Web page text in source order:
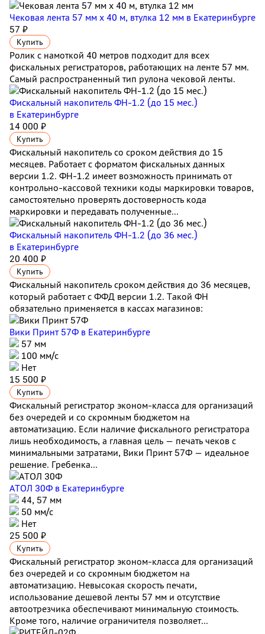
Чековая лента 57 мм x 40 м, втулка 12 мм в Екатеринбурге
57 ₽
Купить
Ролик с намоткой 40 метров подходит для всех
фискальных регистраторов, работающих на ленте 57 мм.
Самый распространенный тип рулона чековой ленты.
Фискальный накопитель ФН-1.2 (до 15 мес.)
в Екатеринбурге
14 000 ₽
Купить
Фискальный накопитель cо сроком действия до 15
месяцев. Работает с форматом фискальных данных
версии 1.2. ФН-1.2 имеет возможность принимать от
контрольно-кассовой техники коды маркировки товаров,
самостоятельно проверять достоверность кода
маркировки и передавать полученные...
Фискальный накопитель ФН-1.2 (до 36 мес.)
в Екатеринбурге
20 400 ₽
Купить
Фискальный накопитель сроком действия до 36 месяцев,
который работает с ФФД версии 1.2. Такой ФН
обязательно применяется в кассах магазинов:
Вики Принт 57Ф в Екатеринбурге
57 мм
100 мм/с
Нет
15 500 ₽
Купить
Фискальный регистратор эконом-класса для организаций
без очередей и со скромным бюджетом на
автоматизацию. Если наличие фискального регистратора
лишь необходимость, а главная цель — печать чеков с
минимальными затратами, Вики Принт 57Ф — идеальное
решение. Гребенка...
АТОЛ 30Ф в Екатеринбурге
44, 57 мм
50 мм/с
Нет
25 500 ₽
Купить
Фискальный регистратор эконом-класса для организаций
без очередей и со скромным бюджетом на
автоматизацию. Невысокая скорость печати,
использование дешевой ленты 57 мм и отсутствие
автоотрезчика обеспечивают минимальную стоимость.
Кроме того, наличие ограничителя позволяет...